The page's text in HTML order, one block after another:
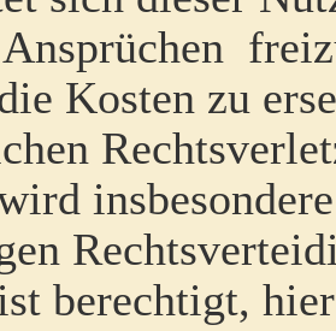
Kosten zu
berechtigt,